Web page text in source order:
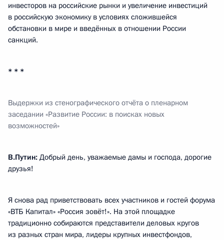
инвесторов на российские рынки и увеличение инвестиций
в российскую экономику в условиях сложившейся
обстановки в мире и введённых в отношении России
санкций.
* * *
Выдержки из стенографического отчёта о пленарном
заседании «Развитие России: в поисках новых
возможностей»
В.Путин: Добрый день, уважаемые дамы и господа, дорогие
друзья!
Я снова рад приветствовать всех участников и гостей форума
«ВТБ Капитал» «Россия зовёт!». На этой площадке
традиционно собираются представители деловых кругов
из разных стран мира, лидеры крупных инвестфондов,